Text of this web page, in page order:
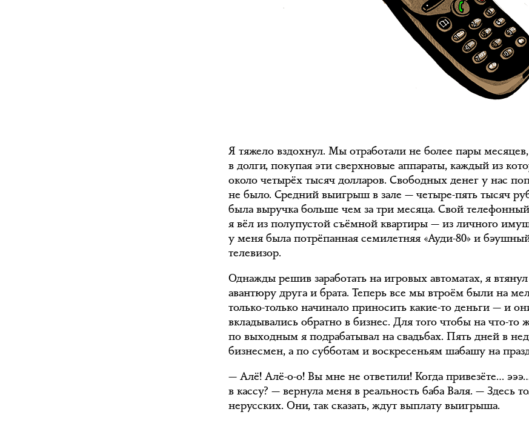
Я тяжело вздохнул. Мы отработали не более пары
в долги, покупая эти сверхновые аппараты, каждый из
около четырёх тысяч долларов. Свободных денег у нас
не было. Средний выигрыш в зале — четыре-пять тысяч
была выручка больше чем за три месяца. Свой телефонный
я вёл из полупустой съёмной квартиры — из личного
у меня была потрёпанная семилетняя «Ауди-80» и
телевизор.
Однажды решив заработать на игровых автоматах, я
авантюру друга и брата. Теперь все мы втроём были на
только-только начинало приносить какие-то деньги — и
вкладывались обратно в бизнес. Для того чтобы на что-то
по выходным я подрабатывал на свадьбах. Пять дней в
бизнесмен, а по субботам и воскресеньям шабашу на
— Алё! Алё-о-о! Вы мне не ответили! Когда привезёте…
в кассу? — вернула меня в реальность баба Валя. — Здесь
нерусских. Они, так сказать, ждут выплату выигрыша.